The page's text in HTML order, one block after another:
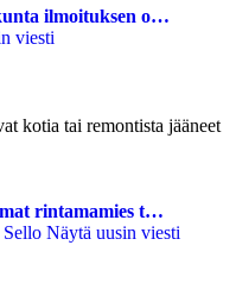
ilmoituksen o…
viesti
kotia tai remontista jääneet
rintamamies t…
Sello Näytä uusin viesti